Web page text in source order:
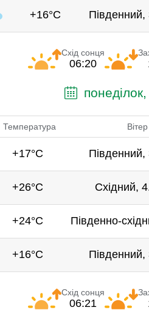
+16°C Південний,
Схід сонця
06:20
Температура Вітер
+17°C Південний,
+26°C Східний,
+24°C Південно-
+16°C Південний,
Схід сонця
06:21